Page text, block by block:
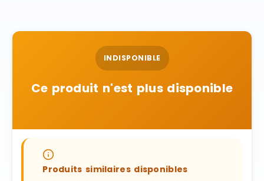
INDISPONIBLE
Ce produit n'est plus disponible
Produits similaires disponibles